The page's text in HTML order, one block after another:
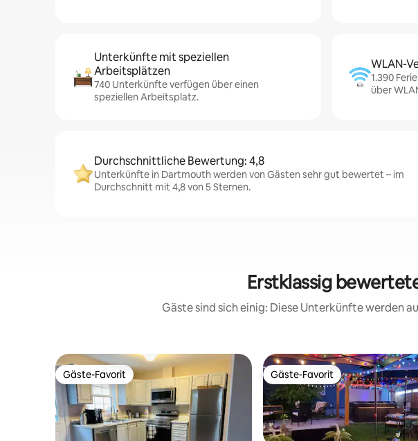
Unterkünfte mit speziellen
Arbeitsplätzen
740 Unterkünfte verfügen über einen
speziellen Arbeitsplatz.
WLAN-
1.390
über
Durchschnittliche Bewertung: 4,8
Unterkünfte in Dartmouth werden von Gästen sehr gut bewertet – im
Durchschnitt mit 4,8 von 5 Sternen.
Erstklassig
Gäste sind sich einig: Diese Unterkünfte werden
Gäste-Favorit
Gäste-Favorit Gäste-Favorit
Gäste-Favorit